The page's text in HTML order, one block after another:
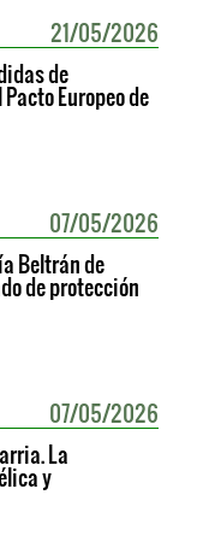
21/05/2026
de
Europeo de
07/05/2026
Beltrán de
de protección
07/05/2026
La
y